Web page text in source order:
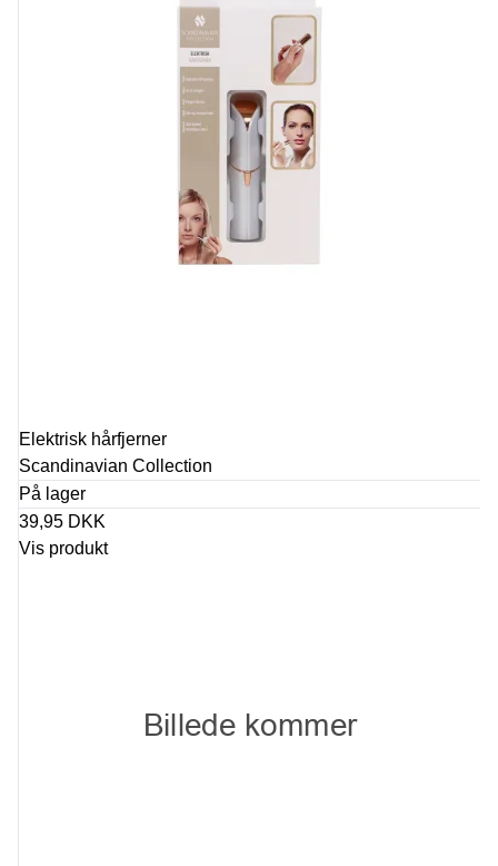
Elektrisk hårfjerner
Scandinavian Collection
På lager
39,95 DKK
Vis produkt